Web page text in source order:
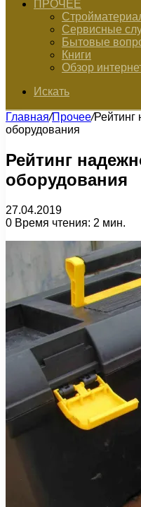
ПРОЧЕЕ
Сервисные
Бытовые
Книги
Обзор
Искать
Главная/Прочее/Рейтинг
оборудования
Рейтинг
оборудования
27.04.2019
0 Время чтения: 2 мин.